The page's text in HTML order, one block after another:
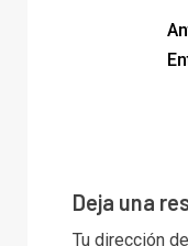
Deja una
Tu dirección